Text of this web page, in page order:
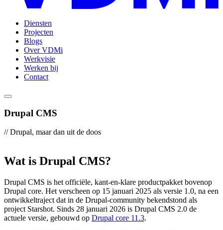
Diensten
Projecten
Blogs
Over VDMi
Werkvisie
Werken bij
Contact
Drupal CMS
// Drupal, maar dan uit de doos
Wat is Drupal CMS?
Drupal CMS is het officiële, kant-en-klare productpakket bovenop
Drupal core. Het verscheen op 15 januari 2025 als versie 1.0, na een
ontwikkeltraject dat in de Drupal-community bekendstond als
project Starshot. Sinds 28 januari 2026 is Drupal CMS 2.0 de
actuele versie, gebouwd op Drupal core 11.3.